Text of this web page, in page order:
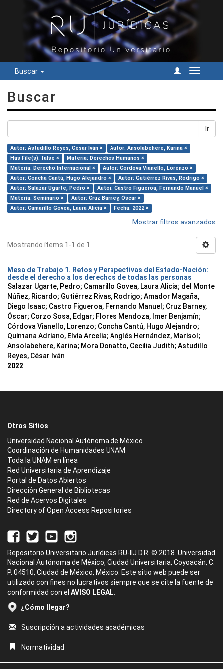
Buscar
Cambiar
Buscar
Ir
Autor: Astudillo Reyes, César Iván ×
Autor: Ansolabehere, Karina ×
Has File(s): false ×
Materia: Derechos Humanos ×
Materia: Derecho Internacional ×
Autor: Córdova Vianello, Lorenzo ×
Autor: Concha Cantú, Hugo Alejandro ×
Autor: Gutiérrez Rivas, Rodrigo ×
Autor: Salazar Ugarte, Pedro ×
Autor: Castro Figueroa, Fernando Manuel ×
Materia: Seminario ×
Autor: Cruz Barney, Óscar ×
Autor: Camarillo Govea, Laura Alicia ×
Fecha: 2022 ×
Mostrar filtros avanzados
Mostrando ítems 1-1 de 1
Mesa de Trabajo 1. Retos y Perspectivas del Estado-Nación:
desde el derecho a los derechos de todas las personas
Salazar Ugarte, Pedro; Camarillo Govea, Laura Alicia; del Monte
Núñez, Ricardo; Gutiérrez Rivas, Rodrigo; Amador Magaña,
Diego Isaac; Castro Figueroa, Fernando Manuel ; Cruz Barney,
Óscar; Corzo Sosa, Edgar; Flores Mendoza, Imer Benjamín;
Córdova Vianello, Lorenzo; Concha Cantú, Hugo Alejandro;
Quintana Adriano, Elvia Arcelia; Anglés Hernández, Marisol ;
Ansolabehere, Karina; Mora Donatto, Cecilia Judith; Astudillo
Reyes, César Iván
2022
Otros Sitios
Universidad Nacional Autónoma de México
Coordinación de Humanidades UNAM
Toda la UNAM en línea
Red Universitaria de Aprendizaje
Portal de Datos Abiertos
Dirección General de Bibliotecas
Red de Acervos Digitales
Directory of Open Access Repositories
Repositorio Universitario Jurídicas RU-IIJ D.R. © 2018. Universidad
Nacional Autónoma de México, Ciudad Universitaria, Coyoacán, C.
P. 04510, Ciudad de México, México. Este sitio web puede ser
utilizado con fines no lucrativos siempre que se cite la fuente de
conformidad con el AVISO LEGAL.
¿Cómo llegar?
Suscripción a actividades académicas
Normatividad